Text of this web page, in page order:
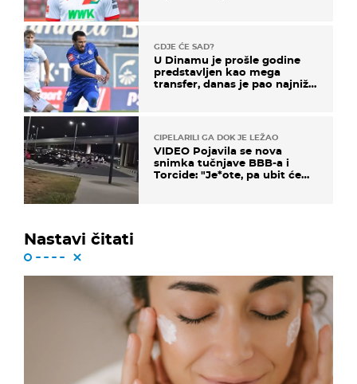
GDJE ĆE SAD?
U Dinamu je prošle godine
predstavljen kao mega
transfer, danas je pao najniže
CIPELARILI GA DOK JE LEŽAO
VIDEO Pojavila se nova
snimka tučnjave BBB-a i
Torcide: "Je*ote, pa ubit će
Nastavi čitati